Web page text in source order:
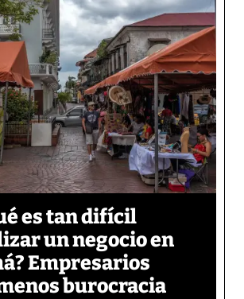
es tan difícil
un negocio en
Empresarios
burocracia